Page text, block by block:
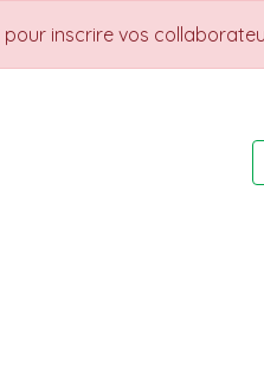
pour inscrire vos